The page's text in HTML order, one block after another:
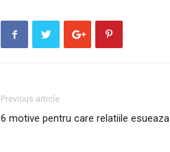
Previous article
6 motive pentru care relatiile esueaza